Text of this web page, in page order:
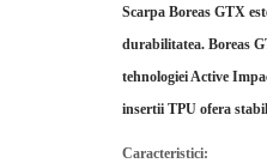
Corturi 2 persoane
Scarpa Boreas GTX
durabilitatea. Boreas
tehnologiei Active
insertii TPU ofera
Caracteristici: